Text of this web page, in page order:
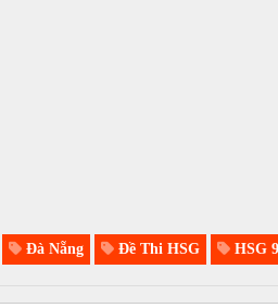
Đà Nẵng Đề Thi HSG HSG 9